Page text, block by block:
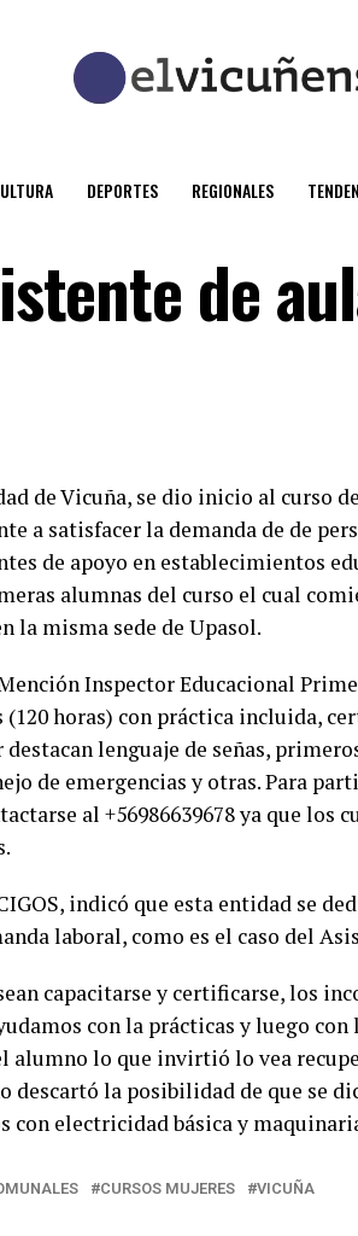
DEPORTES REGIONALES
de
de Vicuña, se dio inicio al curso
a satisfacer la demanda de de
de apoyo en establecimientos
alumnas del curso el cual
la misma sede de Upasol.
Inspector Educacional
horas) con práctica incluida,
lenguaje de señas,
de emergencias y otras. Para
al +56986639678 ya que los
indicó que esta entidad se
laboral, como es el caso del
capacitarse y certificarse, los
con la prácticas y luego
alumno lo que invirtió lo vea
descartó la posibilidad de que se
electricidad básica y
CURSOS MUJERES VICUÑA